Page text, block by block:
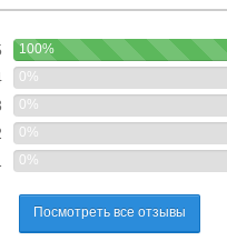
100%
0%
0%
0%
0%
Посмотреть все отзывы